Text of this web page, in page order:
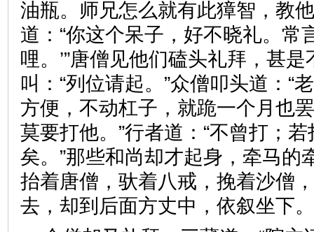
油瓶。师兄怎么就有此獐智，教
道：“你这个呆子，好不晓礼。常
哩。’”唐僧见他们磕头礼拜，甚
叫：“列位请起。”众僧叩头道：“
方便，不动杠子，就跪一个月也
莫要打他。”行者道：“不曾打；
矣。”那些和尚却才起身，牵马的
抬着唐僧，驮着八戒，挽着沙僧
去，却到后面方丈中，依叙